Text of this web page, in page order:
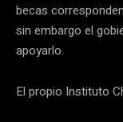
becas
sin embargo el
apoyarlo.
El propio Instituto